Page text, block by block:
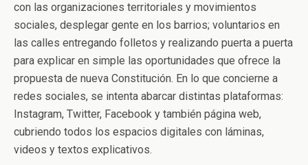
con las organizaciones territoriales y movimientos
sociales, desplegar gente en los barrios; voluntarios en
las calles entregando folletos y realizando puerta a puerta
para explicar en simple las oportunidades que ofrece la
propuesta de nueva Constitución. En lo que concierne a
redes sociales, se intenta abarcar distintas plataformas:
Instagram, Twitter, Facebook y también página web,
cubriendo todos los espacios digitales con láminas,
videos y textos explicativos.